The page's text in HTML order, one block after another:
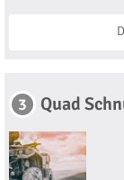
3 Quad